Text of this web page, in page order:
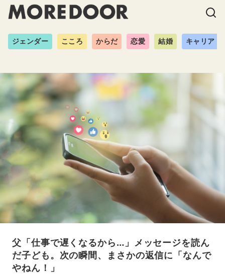
ジェンダー こころ からだ 恋愛 結婚 キャリア
父「仕事で遅くなるから…」メッセージを読ん
だ子ども。次の瞬間、まさかの返信に「なんで
やねん！」